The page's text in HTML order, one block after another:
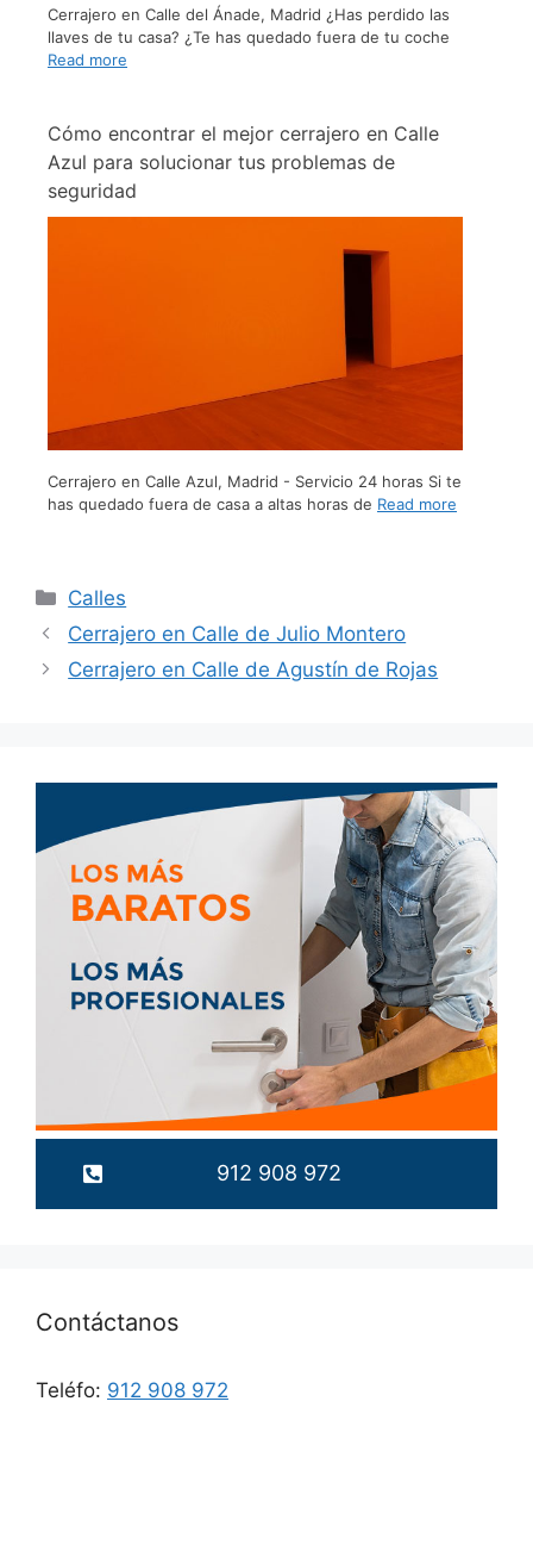
Cerrajero en Calle del Ánade, Madrid ¿Has perdido las
llaves de tu casa? ¿Te has quedado fuera de tu coche
Read more
Cómo encontrar el mejor cerrajero en Calle
Azul para solucionar tus problemas de
seguridad
Cerrajero en Calle Azul, Madrid - Servicio 24 horas Si te
has quedado fuera de casa a altas horas de Read more
Calles
Cerrajero en Calle de Julio Montero
Cerrajero en Calle de Agustín de Rojas
912 908 972
Contáctanos
Teléfo: 912 908 972